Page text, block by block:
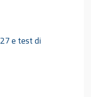
e test di